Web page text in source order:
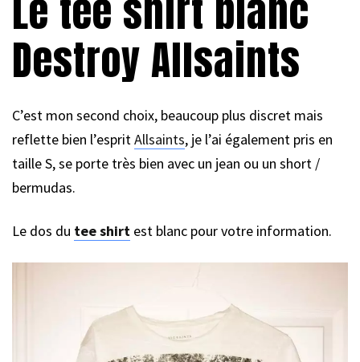
Destroy Allsaints
C’est mon second choix, beaucoup plus discret mais
reflette bien l’espritAllsaints, je l’ai également pris en
taille S, se porte très bien avec un jean ou un short /
bermudas.
Le dos du tee shirt est blanc pour votre information.